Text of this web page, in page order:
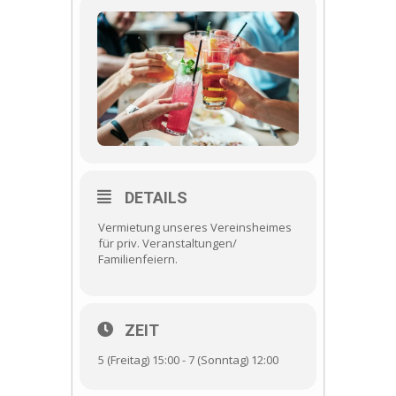
DETAILS
Vermietung unseres Vereinsheimes
für priv. Veranstaltungen/
Familienfeiern.
ZEIT
5 (Freitag) 15:00 - 7 (Sonntag) 12:00